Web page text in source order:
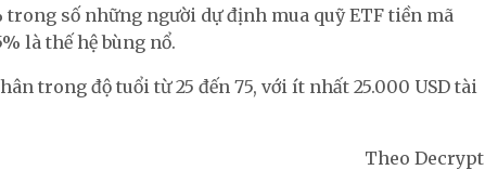
trong số những người dự định mua quỹ ETF tiền mã
là thế hệ bùng nổ.
trong độ tuổi từ 25 đến 75, với ít nhất 25.000 USD tài
Theo Decrypt